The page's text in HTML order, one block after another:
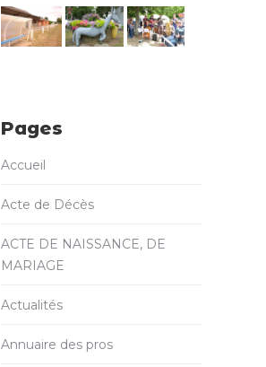
Pages
Accueil
Acte de Décès
ACTE DE NAISSANCE, DE
MARIAGE
Actualités
Annuaire des pros